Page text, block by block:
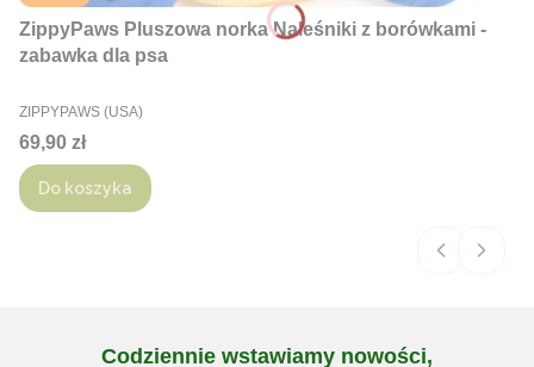
ZippyPaws Pluszowa norka Naleśniki z borówkami -
zabawka dla psa
PRODUCENT
ZIPPYPAWS (USA)
Cena
69,90 zł
Do koszyka
Codziennie wstawiamy nowości,